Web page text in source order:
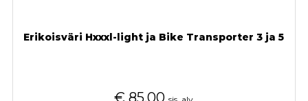
Erikoisväri Hxxxl-light ja Bike Transporter 3 ja 5
€ 85,00